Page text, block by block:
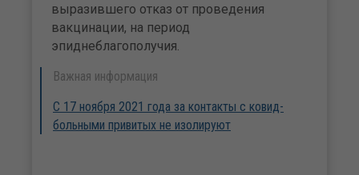
выразившего отказ от проведения
вакцинации, на период
эпиднеблагополучия.
Важная информация
С 17 ноября 2021 года за контакты с ковид-
больными привитых не изолируют